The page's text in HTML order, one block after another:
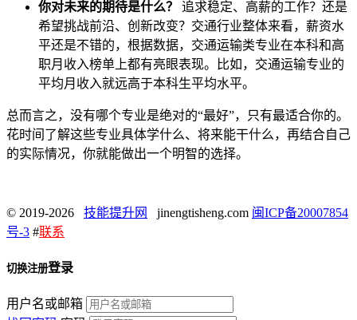
你对未来的期待是什么？
追求稳定、高薪的工作？还是
希望挑战前沿、创新改变？交通行业整体来看，薪资水
平还是不错的，根据数据，交通运输类专业在本科和高
职月收入榜单上都有亮眼表现。比如，交通运输专业的
平均月收入就远高于本科生平均水平。
总而言之，没有哪个专业是绝对的“最好”，只有最适合你的。
花时间了解这些专业具体学什么、将来能干什么，再结合自己
的实际情况，你就能做出一个明智的选择。
© 2019-2026 技能提升网 jinengtisheng.com 闽ICP备20007854
号-3 #联系
切换注册登录
用户名或邮箱